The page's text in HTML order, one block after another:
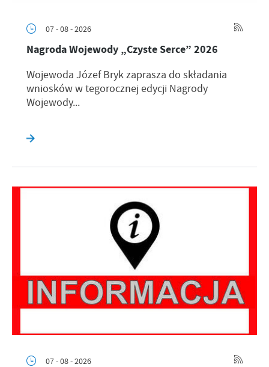
07 - 08 - 2026
Nagroda Wojewody „Czyste Serce” 2026
Wojewoda Józef Bryk zaprasza do składania
wniosków w tegorocznej edycji Nagrody
Wojewody...
07 - 08 - 2026